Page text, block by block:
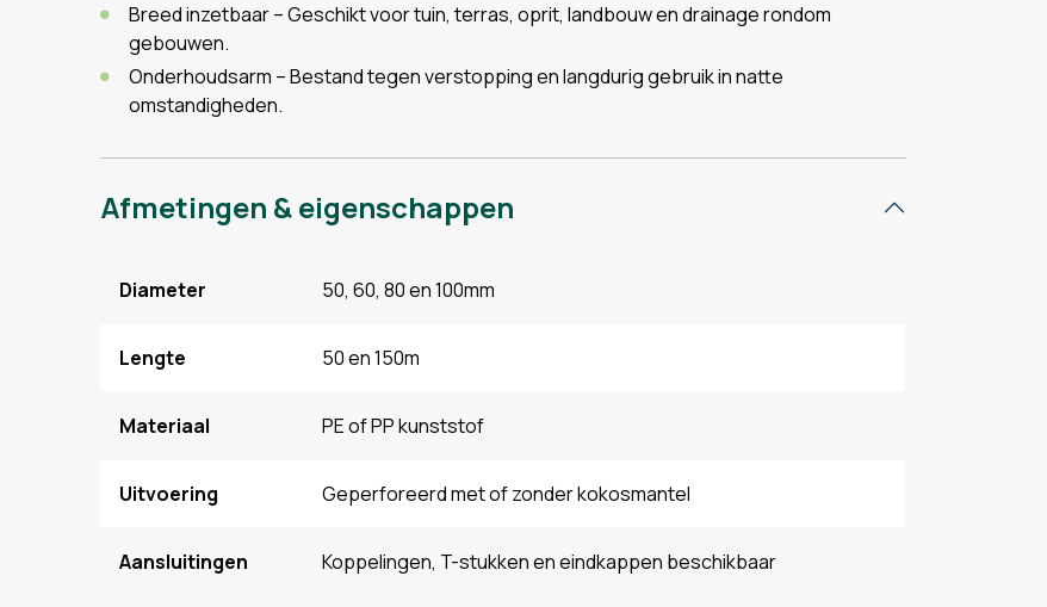
Breed inzetbaar – Geschikt voor tuin, terras, oprit, landbouw en drainage rondom
gebouwen.
Onderhoudsarm – Bestand tegen verstopping en langdurig gebruik in natte
omstandigheden.
Afmetingen & eigenschappen
Diameter 50, 60, 80 en 100mm
Lengte 50 en 150m
Materiaal PE of PP kunststof
Uitvoering Geperforeerd met of zonder kokosmantel
Aansluitingen Koppelingen, T-stukken en eindkappen beschikbaar